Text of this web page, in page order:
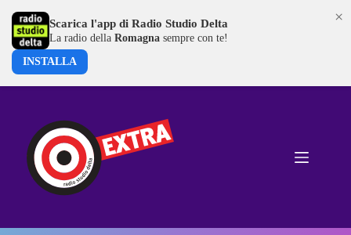
×
Scarica l'app di Radio Studio Delta
La radio della Romagna sempre con te!
INSTALLA